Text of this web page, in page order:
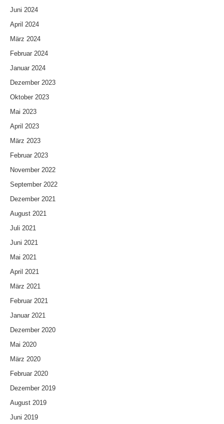
Juni 2024
April 2024
März 2024
Februar 2024
Januar 2024
Dezember 2023
Oktober 2023
Mai 2023
April 2023
März 2023
Februar 2023
November 2022
September 2022
Dezember 2021
August 2021
Juli 2021
Juni 2021
Mai 2021
April 2021
März 2021
Februar 2021
Januar 2021
Dezember 2020
Mai 2020
März 2020
Februar 2020
Dezember 2019
August 2019
Juni 2019